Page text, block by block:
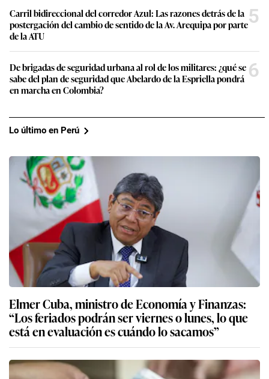
Carril bidireccional del corredor Azul: Las razones detrás de la
postergación del cambio de sentido de la Av. Arequipa por parte
de la ATU
5
De brigadas de seguridad urbana al rol de los militares: ¿qué se
sabe del plan de seguridad que Abelardo de la Espriella pondrá
en marcha en Colombia?
6
Lo último en Perú
Elmer Cuba, ministro de Economía y Finanzas:
“Los feriados podrán ser viernes o lunes, lo que
está en evaluación es cuándo lo sacamos”